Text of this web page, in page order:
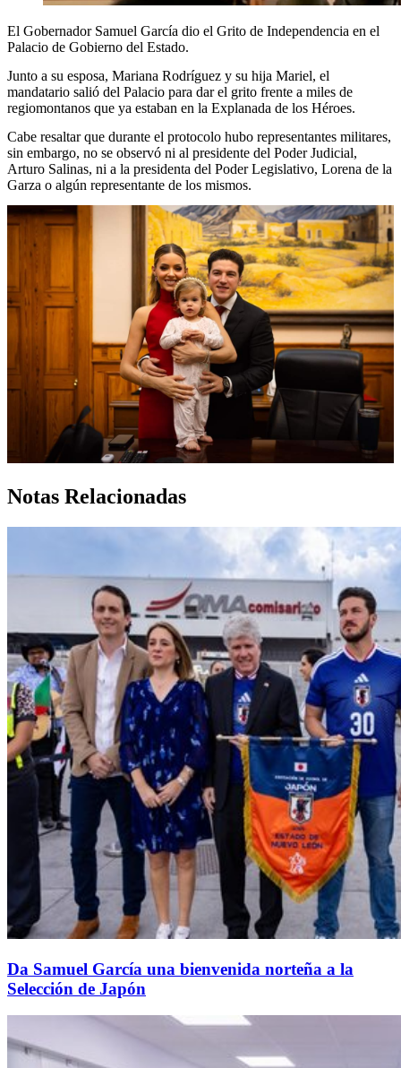
El Gobernador Samuel García dio el Grito de Independencia en el
Palacio de Gobierno del Estado.
Junto a su esposa, Mariana Rodríguez y su hija Mariel, el
mandatario salió del Palacio para dar el grito frente a miles de
regiomontanos que ya estaban en la Explanada de los Héroes.
Cabe resaltar que durante el protocolo hubo representantes militares,
sin embargo, no se observó ni al presidente del Poder Judicial,
Arturo Salinas, ni a la presidenta del Poder Legislativo, Lorena de la
Garza o algún representante de los mismos.
Notas Relacionadas
Da Samuel García una bienvenida norteña a la
Selección de Japón